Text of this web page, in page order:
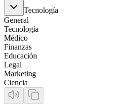
Tecnología
General
Tecnología
Médico
Finanzas
Educación
Legal
Marketing
Ciencia